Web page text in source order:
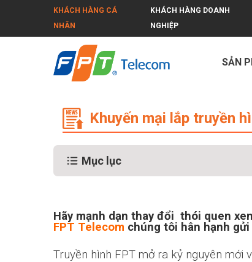
KHÁCH HÀNG CÁ
NHÂN
KHÁCH HÀNG DOANH
NGHIỆP
SẢN
Khuyến mại lắp truyền
Mục lục
Hãy mạnh dạn thay đổi thói quen
FPT Telecom chúng tôi hân hạnh
Truyền hình FPT mở ra kỷ nguyên